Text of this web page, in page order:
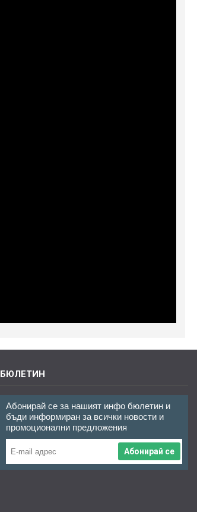
БЮЛЕТИН
Абонирай се за нашият инфо бюлетин и
бъди информиран за всички новости и
промоционални предложения
Абонирай се